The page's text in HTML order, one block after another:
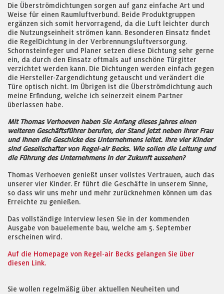
Die Überströmdichtungen sorgen auf ganz einfache Art und
Weise für einen Raumluftverbund. Beide Produktgruppen
ergänzen sich somit hervorragend, da die Luft leichter durch
die Nutzungseinheit strömen kann. Besonderen Einsatz findet
die RegelDichtung in der Verbrennungsluftversorgung.
Schornsteinfeger und Planer setzen diese Dichtung sehr gerne
ein, da durch den Einsatz oftmals auf unschöne Türgitter
verzichtet werden kann. Die Dichtungen werden einfach gegen
die Hersteller-Zargendichtung getauscht und verändert die
Türe optisch nicht. Im Übrigen ist die Überströmdichtung auch
meine Erfindung, welche ich seinerzeit einem Partner
überlassen habe.
Mit Thomas Verhoeven haben Sie Anfang dieses Jahres einen
weiteren Geschäftsführer berufen, der Stand jetzt neben Ihrer Frau
und Ihnen die Geschicke des Unternehmens leitet. Ihre vier Kinder
sind Gesellschafter von Regel-air Becks. Wie sollen die Leitung und
die Führung des Unternehmens in der Zukunft aussehen?
Thomas Verhoeven genießt unser vollstes Vertrauen, auch das
unserer vier Kinder. Er führt die Geschäfte in unserem Sinne,
so dass wir uns mehr und mehr zurücknehmen können um das
Erreichte zu genießen.
Das vollständige Interview lesen Sie in der kommenden
Ausgabe von bauelemente bau, welche am 5. September
erscheinen wird.
Auf die Homepage von Regel-air Becks gelangen Sie über
diesen Link.
Sie wollen regelmäßig über aktuellen Neuheiten und